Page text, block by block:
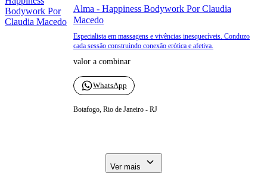
Alma - Happiness Bodywork Por Claudia
Macedo
Especialista em massagens e vivências inesquecíveis. Conduzo
cada sessão construindo conexão erótica e afetiva.
valor a combinar
WhatsApp
Botafogo, Rio de Janeiro - RJ
Ver mais